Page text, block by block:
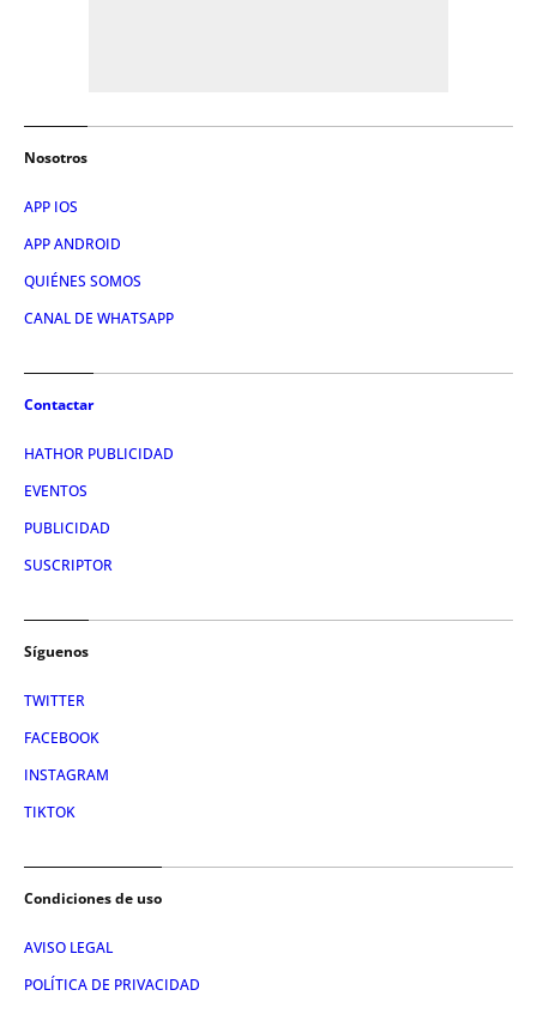
Nosotros
APP IOS
APP ANDROID
QUIÉNES SOMOS
CANAL DE WHATSAPP
Contactar
HATHOR PUBLICIDAD
EVENTOS
PUBLICIDAD
SUSCRIPTOR
Síguenos
TWITTER
FACEBOOK
INSTAGRAM
TIKTOK
Condiciones de uso
AVISO LEGAL
POLÍTICA DE PRIVACIDAD